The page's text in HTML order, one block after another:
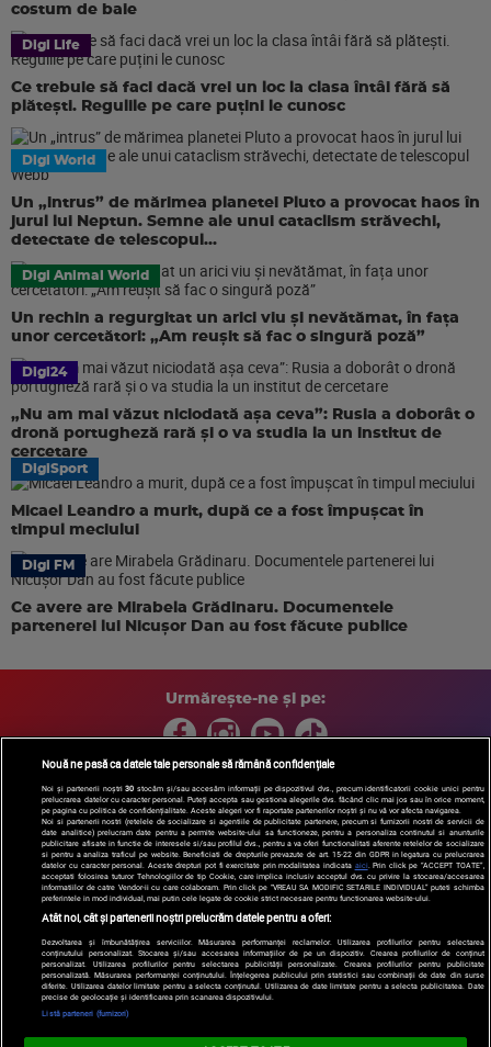
costum de baie
Digi Life
Ce trebuie să faci dacă vrei un loc la clasa întâi fără să
plătești. Regulile pe care puțini le cunosc
Digi World
Un „intrus” de mărimea planetei Pluto a provocat haos în
jurul lui Neptun. Semne ale unui cataclism străvechi,
detectate de telescopul...
Digi Animal World
Un rechin a regurgitat un arici viu și nevătămat, în fața
unor cercetători: „Am reușit să fac o singură poză”
Digi24
„Nu am mai văzut niciodată așa ceva”: Rusia a doborât o
dronă portugheză rară și o va studia la un institut de
cercetare
DigiSport
Micael Leandro a murit, după ce a fost împușcat în
timpul meciului
Digi FM
Ce avere are Mirabela Grădinaru. Documentele
partenerei lui Nicușor Dan au fost făcute publice
Urmărește-ne și pe:
Copyright © 2026 / DIGI ROMANIA S.A.
Arhiva
Comunicate de presă Politica de confidentialitate
Termeni
si conditii
Gestionați preferințele| Contact/Info Codul etic
Nouă ne pasă ca datele tale personale să rămână confidențiale
Noi și partenerii noștri30 stocăm și/sau accesăm informații pe dispozitivul dvs., precum identificatorii cookie unici pentru
prelucrarea datelor cu caracter personal. Puteți accepta sau gestiona alegerile dvs. făcând clic mai jos sau în orice moment,
pe pagina cu politica de confidențialitate. Aceste alegeri vor fi raportate partenerilor noștri și nu vă vor afecta navigarea.
Noi si partenerii nostri (retelele de socializare si agentiile de publicitate partenere, precum si furnizorii nostri de servicii de
date analitice) prelucram date pentru a permite website-ului sa functioneze, pentru a personaliza continutul si anunturile
publicitare afisate in functie de interesele si/sau profilul dvs., pentru a va oferi functionalitati aferente retelelor de socializare
si pentru a analiza traficul pe website. Beneficiati de drepturile prevazute de art. 15-22 din GDPR in legatura cu prelucrarea
datelor cu caracter personal. Aceste drepturi pot fi exercitate prin modalitatea indicata aici. Prin click pe “ACCEPT TOATE”,
acceptati folosirea tuturor Tehnologiilor de tip Cookie, care implica inclusiv acceptul dvs. cu privire la stocarea/accesarea
informatiilor de catre Vendor-ii cu care colaboram. Prin click pe “VREAU SA MODIFIC SETARILE INDIVIDUAL” puteti schimba
preferintele in mod individual, mai putin cele legate de cookie strict necesare pentru functionarea website-ului.
Atât noi, cât și partenerii noștri prelucrăm datele pentru a oferi:
Dezvoltarea și îmbunătățirea serviciilor. Măsurarea performanței reclamelor. Utilizarea profilurilor pentru selectarea
conținutului personalizat. Stocarea și/sau accesarea informațiilor de pe un dispozitiv. Crearea profilurilor de conținut
personalizat. Utilizarea profilurilor pentru selectarea publicității personalizate. Crearea profilurilor pentru publicitate
personalizată. Măsurarea performanței conținutului. Înțelegerea publicului prin statistici sau combinații de date din surse
diferite. Utilizarea datelor limitate pentru a selecta conținutul. Utilizarea de date limitate pentru a selecta publicitatea. Date
precise de geolocație și identificarea prin scanarea dispozitivului.
Listă parteneri (furnizori)